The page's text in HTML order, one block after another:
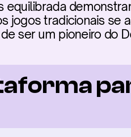
equilibrada
jogos tradicionais se
ser um pioneiro do